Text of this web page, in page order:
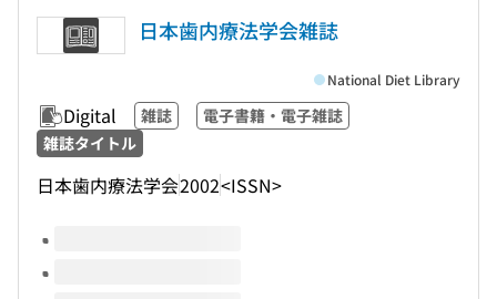
日本歯内療法学会雑誌
Digital 雑誌
電子書籍・電子雑誌
雑誌タイトル
日本歯内療法学会2002<ISSN>
National Diet Library
Volumes of this title